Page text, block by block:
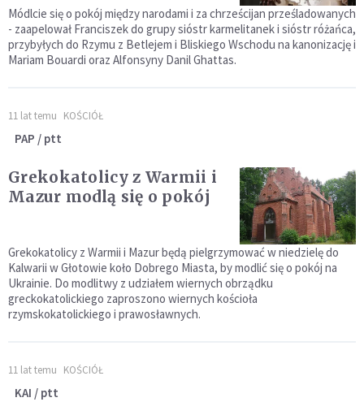
Módlcie się o pokój między narodami i za chrześcijan prześladowanych
- zaapelował Franciszek do grupy sióstr karmelitanek i sióstr różańca,
przybyłych do Rzymu z Betlejem i Bliskiego Wschodu na kanonizację i
Mariam Bouardi oraz Alfonsyny Danil Ghattas.
11 lat temu KOŚCIÓŁ
PAP / ptt
Grekokatolicy z Warmii i
Mazur modlą się o pokój
Grekokatolicy z Warmii i Mazur będą pielgrzymować w niedzielę do
Kalwarii w Głotowie koło Dobrego Miasta, by modlić się o pokój na
Ukrainie. Do modlitwy z udziałem wiernych obrządku
greckokatolickiego zaproszono wiernych kościoła
rzymskokatolickiego i prawosławnych.
11 lat temu KOŚCIÓŁ
KAI / ptt